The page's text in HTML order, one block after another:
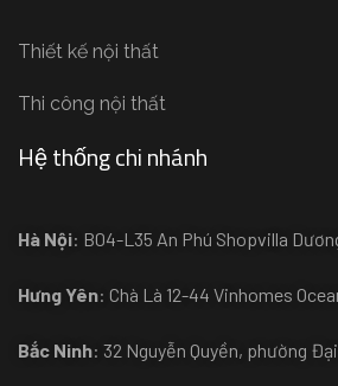
Thiết kế nội thất
Thi công nội thất
Hệ thống chi nhánh
Hà Nội: B04-L35 An Phú Shopvilla
Hưng Yên: Chà Là 12-44 Vinhomes
Bắc Ninh: 32 Nguyễn Quyền, phường